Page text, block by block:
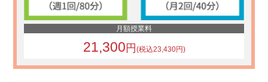
月額授業料
21,300円(税込23,430円)